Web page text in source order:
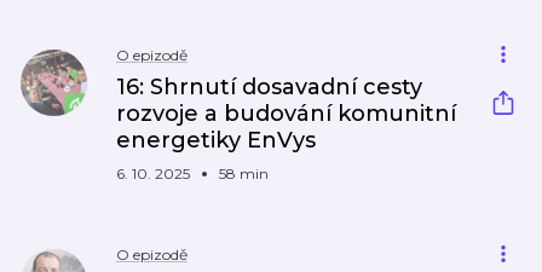
O epizodě
16: Shrnutí dosavadní cesty
rozvoje a budování komunitní
energetiky EnVys
6. 10. 2025 58 min
O epizodě